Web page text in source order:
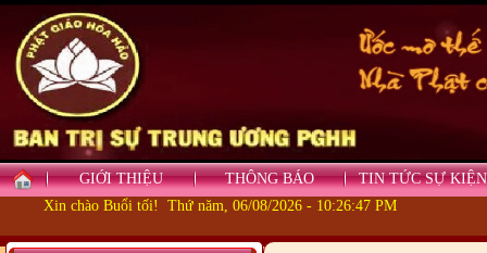
GIỚI THIỆU THÔNG BÁO
TIN TỨC SỰ KIỆN
Xin chào Buổi tối! Thứ năm, 06/08/2026 - 10:26:47 PM